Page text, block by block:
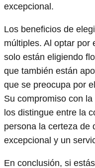
excepcional.
Los beneficios de
múltiples. Al optar por
solo están eligiendo
que también están
que se preocupa por
Su compromiso con
los distingue entre la
persona la certeza de
excepcional y un
En conclusión, si